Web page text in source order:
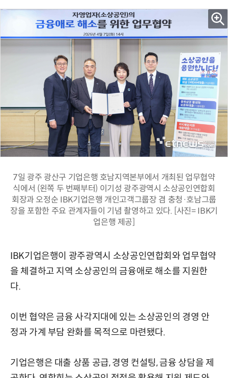
7일 광주 광산구 기업은행 호남지역본부에서 개최된 업무협약
식에서 (왼쪽 두 번째부터) 이기성 광주광역시 소상공인연합회
회장과 오정순 IBK기업은행 개인고객그룹장 겸 충청·호남그룹
장을 포함한 주요 관계자들이 기념 촬영하고 있다. [사진= IBK기
업은행 제공]
IBK기업은행이 광주광역시 소상공인연합회와 업무협약
을 체결하고 지역 소상공인의 금융애로 해소를 지원한
다.
이번 협약은 금융 사각지대에 있는 소상공인의 경영 안
정과 가계 부담 완화를 목적으로 마련됐다.
기업은행은 대출 상품 공급, 경영 컨설팅, 금융 상담을 제